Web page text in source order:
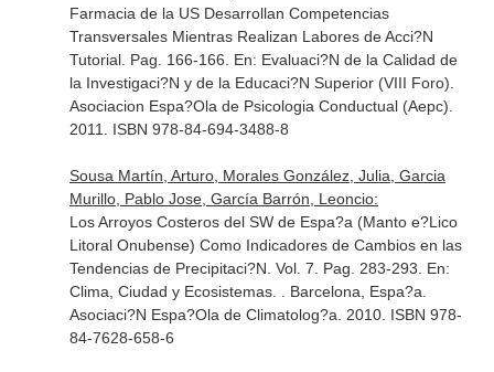
Farmacia de la US Desarrollan Competencias
Transversales Mientras Realizan Labores de Acci?N
Tutorial. Pag. 166-166. En: Evaluaci?N de la Calidad de
la Investigaci?N y de la Educaci?N Superior (VIII Foro)
Asociacion Espa?Ola de Psicologia Conductual (Aepc).
2011. ISBN 978-84-694-3488-8
Sousa Martín, Arturo, Morales González, Julia, Garcia
Murillo, Pablo Jose, García Barrón, Leoncio:
Los Arroyos Costeros del SW de Espa?a (Manto e?Lico
Litoral Onubense) Como Indicadores de Cambios en las
Tendencias de Precipitaci?N. Vol. 7. Pag. 283-293. En:
Clima, Ciudad y Ecosistemas. . Barcelona, Espa?a.
Asociaci?N Espa?Ola de Climatolog?a. 2010. ISBN 978-
84-7628-658-6